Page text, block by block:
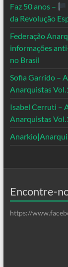
Faz 50 anos –
da Revolução
Federação
informações
no Brasil
Sofia Garrido –
Anarquistas
Isabel Cerruti –
Anarquistas
Encontre-
https://